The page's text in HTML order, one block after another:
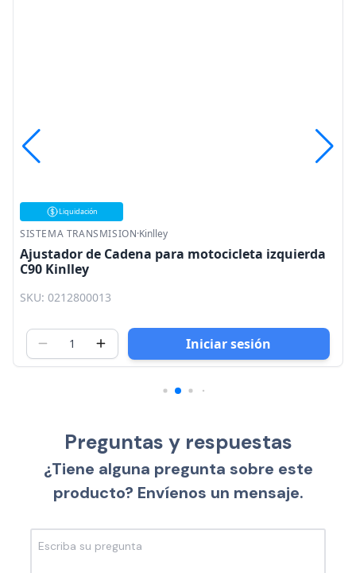
Liquidación
SISTEMA TRANSMISION·Kinlley
Ajustador de Cadena para motocicleta izquierda
C90 Kinlley
SKU: 0212800013
Iniciar sesión
Preguntas y respuestas
¿Tiene alguna pregunta sobre este
producto? Envíenos un mensaje.